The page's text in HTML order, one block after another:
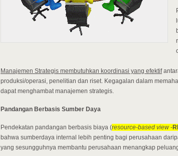
Manajemen Strategis membutuhkan koordinasi yang efektif
produksi/operasi, penelitian dan riset. Kegagalan dalam
dapat menghambat manajemen strategis.
Pandangan Berbasis Sumber Daya
Pendekatan pandangan berbasis biaya (resource-based view -
bahwa sumberdaya internal lebih penting bagi perusahaan
yang sesungguhnya membantu perusahaan menangkap